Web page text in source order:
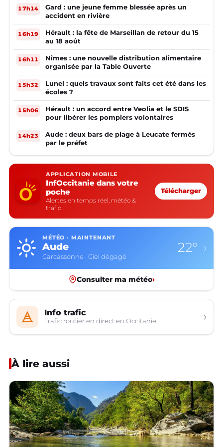
17h14
Gard : une jeune femme blessée après un
accident en rivière
16h19
Hérault : la fête de Marseillan de retour du 15
au 18 août
16h11
Nîmes : une nouvelle distribution alimentaire
organisée par la Table Ouverte
15h32
Lunel : quels travaux sont faits cet été dans les
écoles ?
15h06
Hérault : un accord entre Veolia et le SDIS
pour libérer les pompiers volontaires
14h23
Aude : deux bars de plage à Leucate fermés
par le préfet
APPLICATION MOBILE
InfOccitanie dans votre
poche
Alertes en temps réel, météo &
trafic
Télécharger
MÉTÉO · MAINTENANT
Aude
Carcassonne · Ciel dégagé
22° ›
Consulter ma météo›
Info trafic
Trafic routier en direct en Occitanie ›
À lire aussi